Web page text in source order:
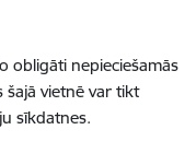
obligāti nepieciešamās
šajā vietnē var tikt
sīkdatnes.